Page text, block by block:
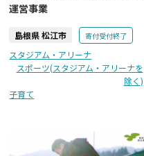
運営事業
島根県 松江市 寄付受付終了
スタジアム・アリーナ
スポーツ(スタジアム・アリーナを
除く)
子育て